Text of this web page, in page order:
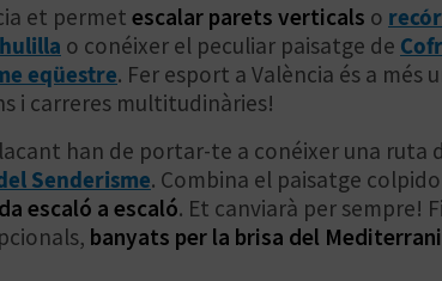
et permet escalar parets verticals o
o conéixer el peculiar paisatge de
eqüestre. Fer esport a València és a més
i carreres multitudinàries!
han de portar-te a conéixer una ruta
Senderisme. Combina el paisatge
escaló a escaló. Et canviarà per sempre!
banyats per la brisa del Mediterrani